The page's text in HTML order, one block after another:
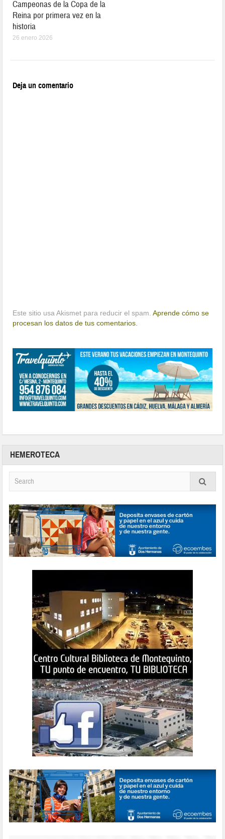
Campeonas de la Copa de la
Reina por primera vez en la
historia
26 enero 2026
Deja un comentario
Este sitio usa Akismet para reducir el spam.Aprende cómo se
procesan los datos de tus comentarios.
HEMEROTECA